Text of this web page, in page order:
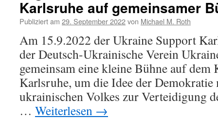
Karlsruhe auf gemeinsamer
Publiziert am 29. September 2022von Michael M. Roth
Am 15.9.2022 der Ukraine Support
der Deutsch-Ukrainische Verein
gemeinsam eine kleine Bühne auf dem
Karlsruhe, um die Idee der
ukrainischen Volkes zur Verteidigung
… Weiterlesen →